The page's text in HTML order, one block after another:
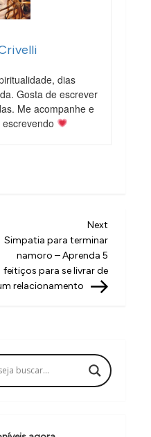
dias
Gosta de escrever
Me acompanhe e
Next
Post
Next
Simpatia para terminar
namoro – Aprenda 5
feitiços para se livrar de
relacionamento